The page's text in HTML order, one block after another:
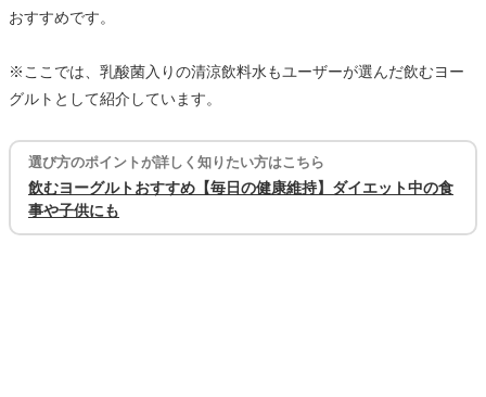
おすすめです。
※ここでは、乳酸菌入りの清涼飲料水もユーザーが選んだ飲むヨー
グルトとして紹介しています。
選び方のポイントが詳しく知りたい方はこちら
飲むヨーグルトおすすめ【毎日の健康維持】ダイエット中の食
事や子供にも